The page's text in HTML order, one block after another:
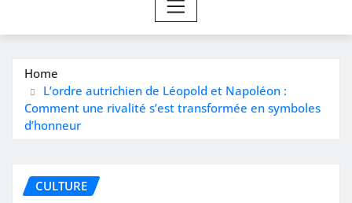
Home
L’ordre autrichien de Léopold et Napoléon :
Comment une rivalité s’est transformée en symboles
d’honneur
CULTURE